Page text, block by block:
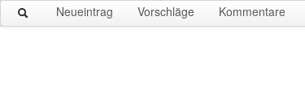
Neueintrag Vorschläge Kommentare